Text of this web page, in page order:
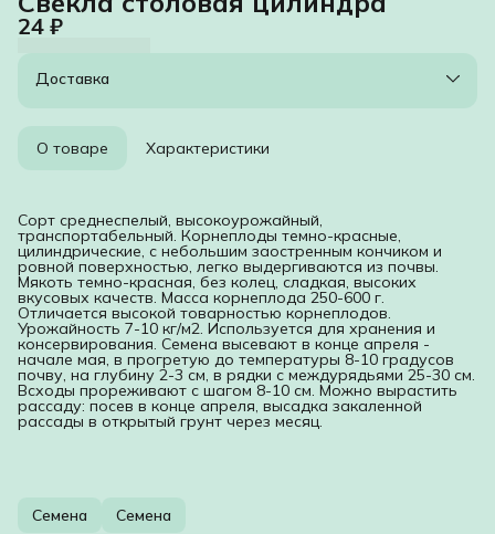
24 ₽
Доставка
О товаре Характеристики
Сорт среднеспелый, высокоурожайный,
транспортабельный. Корнеплоды темно-красные,
цилиндрические, с небольшим заостренным кончиком и
ровной поверхностью, легко выдергиваются из почвы.
Мякоть темно-красная, без колец, сладкая, высоких
вкусовых качеств. Масса корнеплода 250-600 г.
Отличается высокой товарностью корнеплодов.
Урожайность 7-10 кг/м2. Используется для хранения и
консервирования. Семена высевают в конце апреля -
начале мая, в прогретую до температуры 8-10 градусов
почву, на глубину 2-3 см, в рядки с междурядьями 25-30 см.
Всходы прореживают с шагом 8-10 см. Можно вырастить
рассаду: посев в конце апреля, высадка закаленной
рассады в открытый грунт через месяц.
Семена Семена